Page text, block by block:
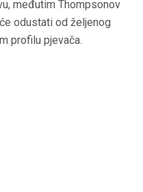
međutim Thompsonov
odustati od željenog
profilu pjevača.